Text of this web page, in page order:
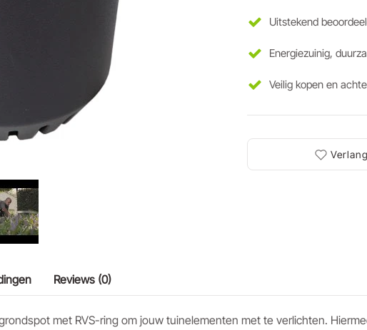
Uitstekend
Energiezuinig,
Veilig kopen en
Reviews (0)
met RVS-ring om jouw tuinelementen met te verlichten.